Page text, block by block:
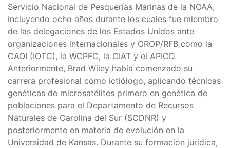
Servicio Nacional de Pesquerías Marinas de la NOAA,
incluyendo ocho años durante los cuales fue miembro
de las delegaciones de los Estados Unidos ante
organizaciones internacionales y OROP/RFB como la
CAOI (IOTC), la WCPFC, la CIAT y el APICD.
Anteriormente, Brad Wiley había comenzado su
carrera profesional como ictiólogo, aplicando técnicas
genéticas de microsatélites primero en genética de
poblaciones para el Departamento de Recursos
Naturales de Carolina del Sur (SCDNR) y
posteriormente en materia de evolución en la
Universidad de Kansas. Durante su formación jurídica,